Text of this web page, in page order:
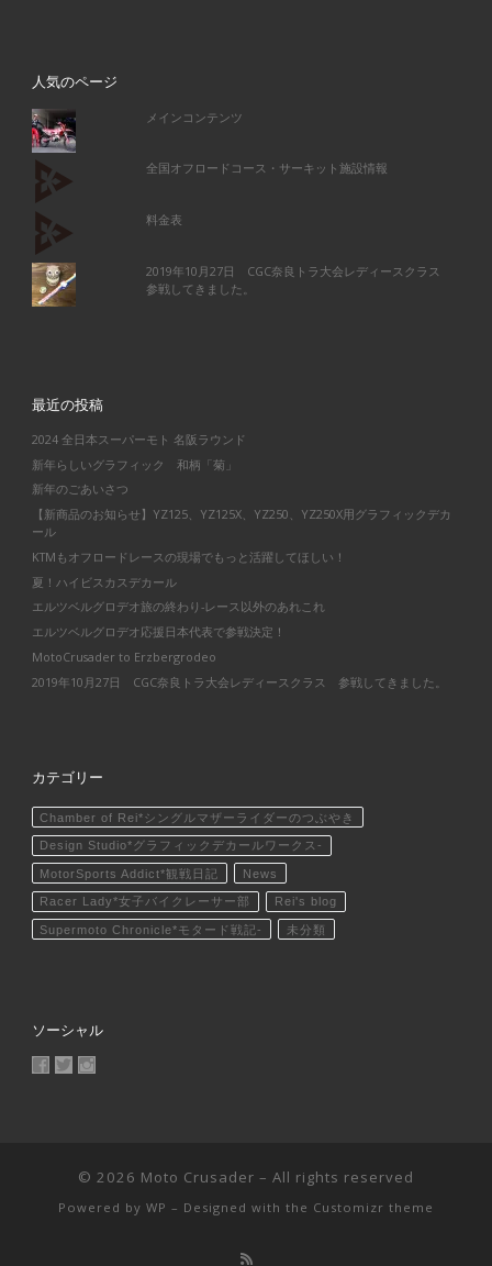
人気のページ
メインコンテンツ
全国オフロードコース・サーキット施設情報
料金表
2019年10月27日 CGC奈良トラ大会レディースクラス
参戦してきました。
最近の投稿
2024 全日本スーパーモト 名阪ラウンド
新年らしいグラフィック 和柄「菊」
新年のごあいさつ
【新商品のお知らせ】YZ125、YZ125X、YZ250、YZ250X用グラフィックデカ
ール
KTMもオフロードレースの現場でもっと活躍してほしい！
夏！ハイビスカスデカール
エルツベルグロデオ旅の終わり-レース以外のあれこれ
エルツベルグロデオ応援日本代表で参戦決定！
MotoCrusader to Erzbergrodeo
2019年10月27日 CGC奈良トラ大会レディースクラス 参戦してきました。
カテゴリー
Chamber of Rei*シングルマザーライダーのつぶやき
Design Studio*グラフィックデカールワークス-
MotorSports Addict*観戦日記 News
Racer Lady*女子バイクレーサー部 Rei's blog
Supermoto Chronicle*モタード戦記- 未分類
ソーシャル
MotoCrusader さんのプロフィールを Facebook で表示
@MotoCrusader さんのプロフィールを Twitter で表示
© 2026 Moto Crusader – All rights reserved
Powered by WP – Designed with the Customizr theme